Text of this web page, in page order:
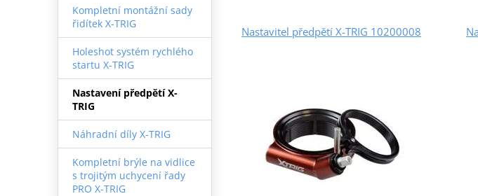
Kompletní montážní sady
řidítek X-TRIG
Holeshot systém rychlého
startu X-TRIG
Nastavení předpětí X-
TRIG
Náhradní díly X-TRIG
Kompletní brýle na vidlice
s trojitým uchycení řady
PRO X-TRIG
Nastavitel předpětí X-TRIG 10200008